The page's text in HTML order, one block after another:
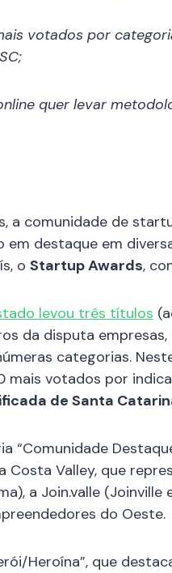
votados por
quer levar
a comunidade de
em destaque em
o Startup Awards,
levou três títulos
da disputa
categorias.
mais votados por
de Santa
“Comunidade
Costa Valley, que
a Join.valle
do Oeste.
Heroína”, que